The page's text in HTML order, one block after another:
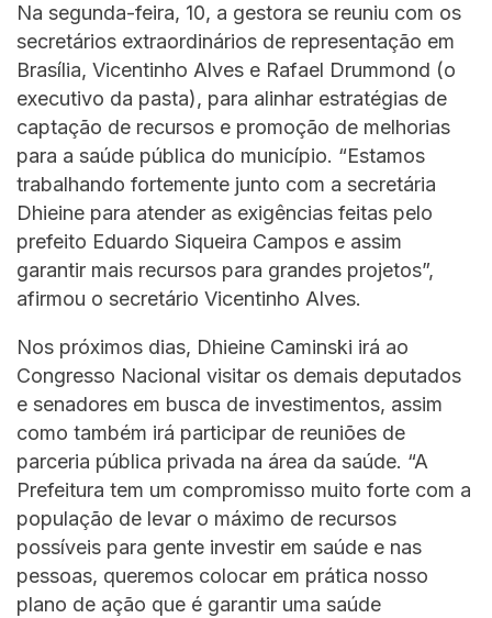
Na segunda-feira, 10, a gestora se reuniu com os
secretários extraordinários de representação em
Brasília, Vicentinho Alves e Rafael Drummond (o
executivo da pasta), para alinhar estratégias de
captação de recursos e promoção de melhorias
para a saúde pública do município. “Estamos
trabalhando fortemente junto com a secretária
Dhieine para atender as exigências feitas pelo
prefeito Eduardo Siqueira Campos e assim
garantir mais recursos para grandes projetos”,
afirmou o secretário Vicentinho Alves.
Nos próximos dias, Dhieine Caminski irá ao
Congresso Nacional visitar os demais deputados
e senadores em busca de investimentos, assim
como também irá participar de reuniões de
parceria pública privada na área da saúde. “A
Prefeitura tem um compromisso muito forte com a
população de levar o máximo de recursos
possíveis para gente investir em saúde e nas
pessoas, queremos colocar em prática nosso
plano de ação que é garantir uma saúde